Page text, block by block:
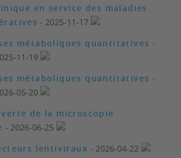
en service des maladies
- 2025-11-17
métaboliques quantitatives -
11-19
métaboliques quantitatives -
05-20
de la microscopie
- 2026-06-25
lentiviraux - 2026-04-22